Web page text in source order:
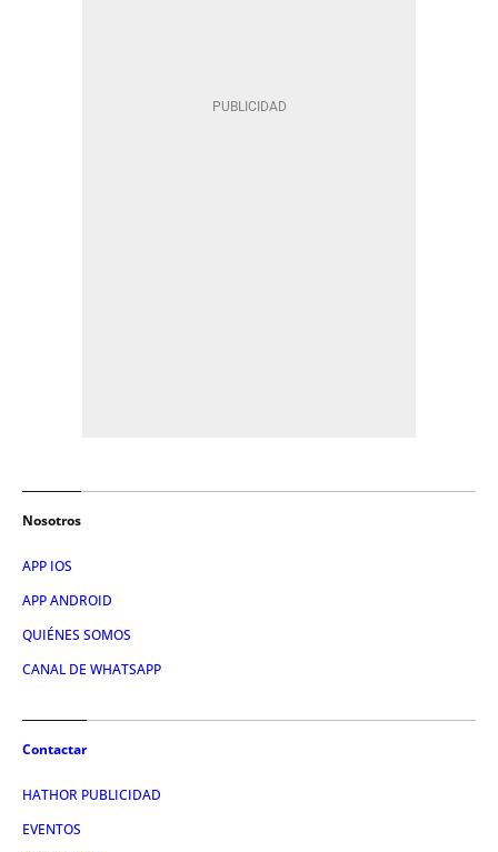
Nosotros
APP IOS
APP ANDROID
QUIÉNES SOMOS
CANAL DE WHATSAPP
Contactar
HATHOR PUBLICIDAD
EVENTOS